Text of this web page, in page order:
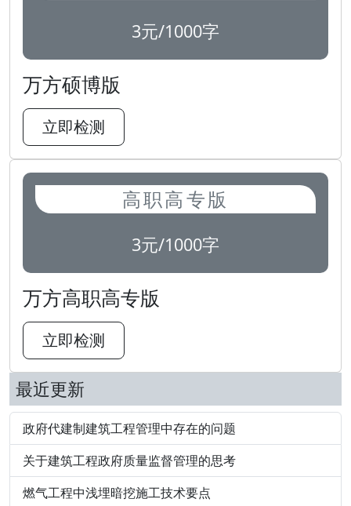
3元/1000字
万方硕博版
立即检测
高职高专版
3元/1000字
万方高职高专版
立即检测
最近更新
政府代建制建筑工程管理中存在的问题
关于建筑工程政府质量监督管理的思考
燃气工程中浅埋暗挖施工技术要点